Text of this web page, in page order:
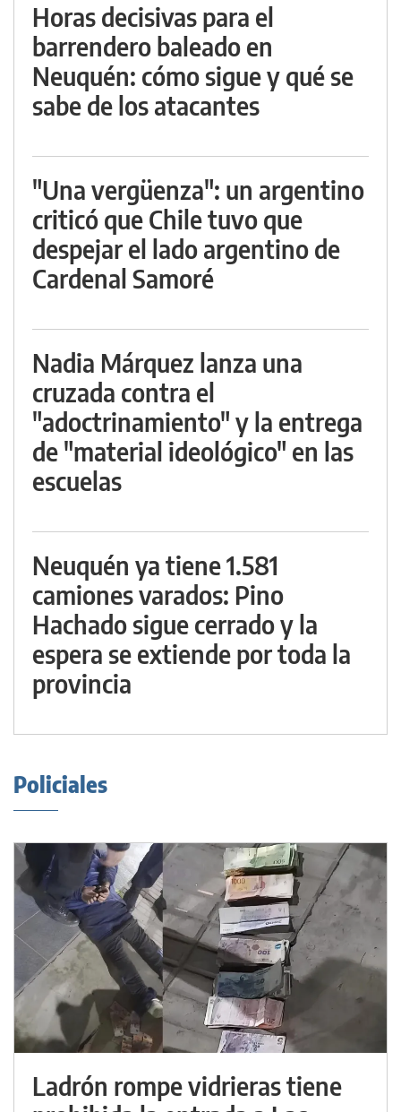
Horas decisivas para el
barrendero baleado en
Neuquén: cómo sigue y qué se
sabe de los atacantes
"Una vergüenza": un argentino
criticó que Chile tuvo que
despejar el lado argentino de
Cardenal Samoré
Nadia Márquez lanza una
cruzada contra el
"adoctrinamiento" y la entrega
de "material ideológico" en las
escuelas
Neuquén ya tiene 1.581
camiones varados: Pino
Hachado sigue cerrado y la
espera se extiende por toda la
provincia
Policiales
Ladrón rompe vidrieras tiene